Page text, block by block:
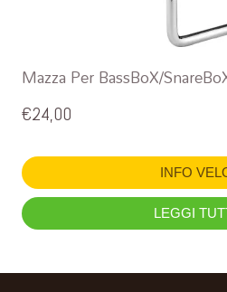
Mazza Per BassBoX/
€24,00
INFO
LEGGI